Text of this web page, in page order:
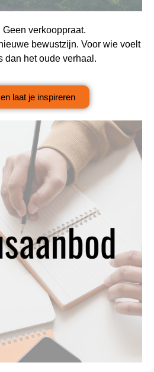
Geen verkooppraat.
bewustzijn. Voor wie voelt
dan het oude verhaal.
laat je inspireren